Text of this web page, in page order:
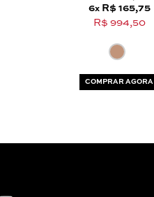
6x R$ 165,75
R$ 994,50
COMPRAR AGORA